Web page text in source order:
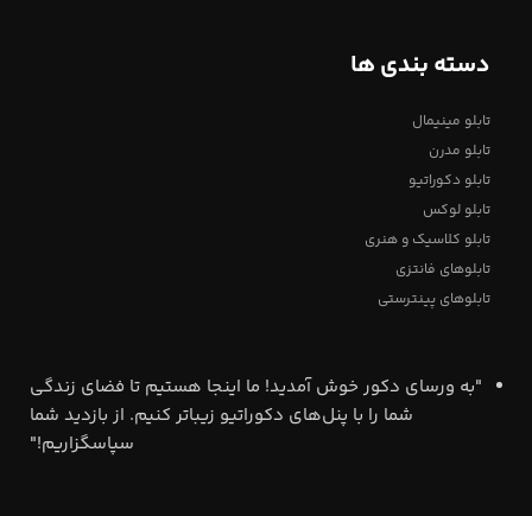
دسته بندی ها
تابلو مینیمال
تابلو مدرن
تابلو دکوراتیو
تابلو لوکس
تابلو کلاسیک و هنری
تابلوهای فانتزی
تابلوهای پینترستی
"به ورسای دکور خوش آمدید! ما اینجا هستیم تا فضای زندگی
شما را با پنل‌های دکوراتیو زیباتر کنیم. از بازدید شما
سپاسگزاریم!"